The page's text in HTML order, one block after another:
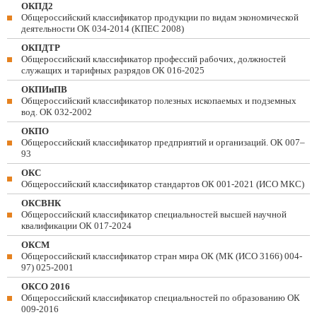
ОКПД2
Общероссийский классификатор продукции по видам экономической
деятельности ОК 034-2014 (КПЕС 2008)
ОКПДТР
Общероссийский классификатор профессий рабочих, должностей
служащих и тарифных разрядов ОК 016-2025
ОКПИиПВ
Общероссийский классификатор полезных ископаемых и подземных
вод. ОК 032-2002
ОКПО
Общероссийский классификатор предприятий и организаций. ОК 007–
93
ОКС
Общероссийский классификатор стандартов ОК 001-2021 (ИСО МКС)
ОКСВНК
Общероссийский классификатор специальностей высшей научной
квалификации ОК 017-2024
ОКСМ
Общероссийский классификатор стран мира ОК (МК (ИСО 3166) 004-
97) 025-2001
ОКСО 2016
Общероссийский классификатор специальностей по образованию ОК
009-2016